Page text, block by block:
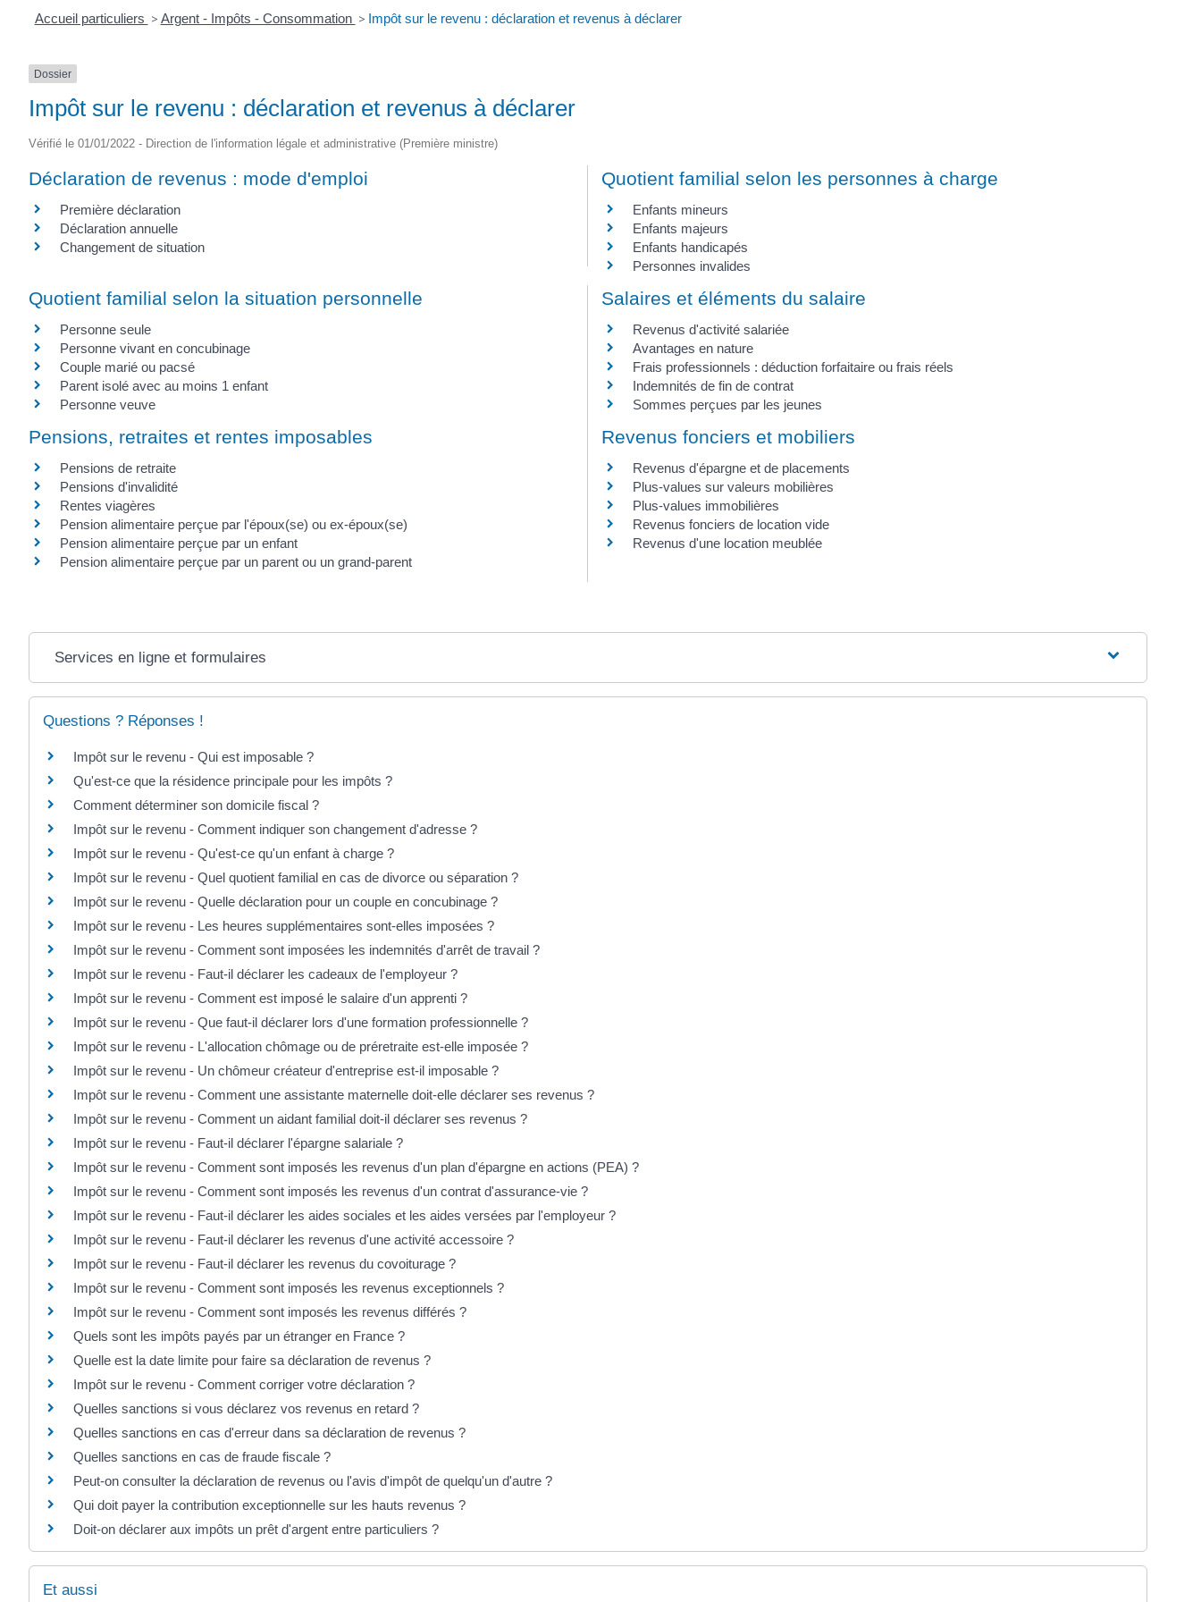
Accueil particuliers > Argent - Impôts - Consommation > Impôt sur le revenu : déclaration et revenus à déclarer
Dossier
Impôt sur le revenu : déclaration et revenus à déclarer
Vérifié le 01/01/2022 - Direction de l'information légale et administrative (Première ministre)
Déclaration de revenus : mode d'emploi
Première déclaration
Déclaration annuelle
Changement de situation
Quotient familial selon les personnes à charge
Enfants mineurs
Enfants majeurs
Enfants handicapés
Personnes invalides
Quotient familial selon la situation personnelle
Personne seule
Personne vivant en concubinage
Couple marié ou pacsé
Parent isolé avec au moins 1 enfant
Personne veuve
Salaires et éléments du salaire
Revenus d'activité salariée
Avantages en nature
Frais professionnels : déduction forfaitaire ou frais réels
Indemnités de fin de contrat
Sommes perçues par les jeunes
Pensions, retraites et rentes imposables
Pensions de retraite
Pensions d'invalidité
Rentes viagères
Pension alimentaire perçue par l'époux(se) ou ex-époux(se)
Pension alimentaire perçue par un enfant
Pension alimentaire perçue par un parent ou un grand-parent
Revenus fonciers et mobiliers
Revenus d'épargne et de placements
Plus-values sur valeurs mobilières
Plus-values immobilières
Revenus fonciers de location vide
Revenus d'une location meublée
Services en ligne et formulaires
Questions ? Réponses !
Impôt sur le revenu - Qui est imposable ?
Qu'est-ce que la résidence principale pour les impôts ?
Comment déterminer son domicile fiscal ?
Impôt sur le revenu - Comment indiquer son changement d'adresse ?
Impôt sur le revenu - Qu'est-ce qu'un enfant à charge ?
Impôt sur le revenu - Quel quotient familial en cas de divorce ou séparation ?
Impôt sur le revenu - Quelle déclaration pour un couple en concubinage ?
Impôt sur le revenu - Les heures supplémentaires sont-elles imposées ?
Impôt sur le revenu - Comment sont imposées les indemnités d'arrêt de travail ?
Impôt sur le revenu - Faut-il déclarer les cadeaux de l'employeur ?
Impôt sur le revenu - Comment est imposé le salaire d'un apprenti ?
Impôt sur le revenu - Que faut-il déclarer lors d'une formation professionnelle ?
Impôt sur le revenu - L'allocation chômage ou de préretraite est-elle imposée ?
Impôt sur le revenu - Un chômeur créateur d'entreprise est-il imposable ?
Impôt sur le revenu - Comment une assistante maternelle doit-elle déclarer ses revenus ?
Impôt sur le revenu - Comment un aidant familial doit-il déclarer ses revenus ?
Impôt sur le revenu - Faut-il déclarer l'épargne salariale ?
Impôt sur le revenu - Comment sont imposés les revenus d'un plan d'épargne en actions (PEA) ?
Impôt sur le revenu - Comment sont imposés les revenus d'un contrat d'assurance-vie ?
Impôt sur le revenu - Faut-il déclarer les aides sociales et les aides versées par l'employeur ?
Impôt sur le revenu - Faut-il déclarer les revenus d'une activité accessoire ?
Impôt sur le revenu - Faut-il déclarer les revenus du covoiturage ?
Impôt sur le revenu - Comment sont imposés les revenus exceptionnels ?
Impôt sur le revenu - Comment sont imposés les revenus différés ?
Quels sont les impôts payés par un étranger en France ?
Quelle est la date limite pour faire sa déclaration de revenus ?
Impôt sur le revenu - Comment corriger votre déclaration ?
Quelles sanctions si vous déclarez vos revenus en retard ?
Quelles sanctions en cas d'erreur dans sa déclaration de revenus ?
Quelles sanctions en cas de fraude fiscale ?
Peut-on consulter la déclaration de revenus ou l'avis d'impôt de quelqu'un d'autre ?
Qui doit payer la contribution exceptionnelle sur les hauts revenus ?
Doit-on déclarer aux impôts un prêt d'argent entre particuliers ?
Et aussi